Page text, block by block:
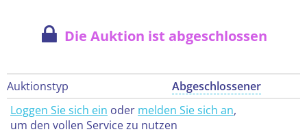
Die Auktion ist abgeschlossen
Auktionstyp
Abgeschlossener
Loggen Sie sich ein oder melden Sie sich an,
um den vollen Service zu nutzen